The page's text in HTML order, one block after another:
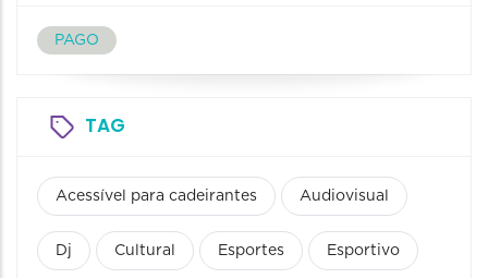
PAGO
TAG
Acessível para cadeirantes Audiovisual
Dj Cultural Esportes Esportivo